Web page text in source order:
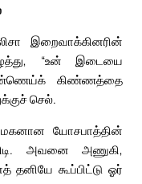
இறைவாக்கினரின்
“உன் இடையை
கிண்ணத்தை
செல்.
மகனான யோசபாத்தின்
அவனை அணுகி,
கூப்பிட்டு ஓர்